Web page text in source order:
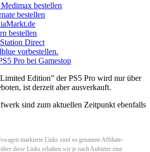
bestellen
bestellen
bestellen
Direct
vorbestellen.
Pro bei Gamestop
Edition” der PS5 Pro wird nur über
ist derzeit aber ausverkauft.
sind zum aktuellen Zeitpunkt ebenfalls
markierte Links sind so genannte Affiliate-
diese Links erhalten wir je nach Anbieter eine